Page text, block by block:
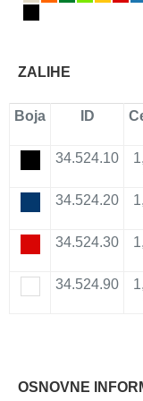
ZALIHE
Boja ID
34.524.10
34.524.20
34.524.30
34.524.90
OSNOVNE